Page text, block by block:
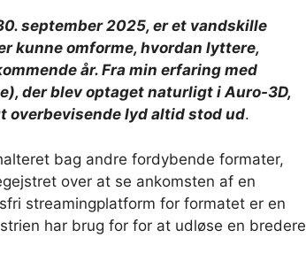
september 2025, er et vandskille
kunne omforme, hvordan lyttere,
år. Fra min erfaring med
der blev optaget naturligt i Auro-3D,
lyd altid stod ud.
bag andre fordybende formater,
over at se ankomsten af ​​en
streamingplatform for formatet er en
har brug for for at udløse en bredere